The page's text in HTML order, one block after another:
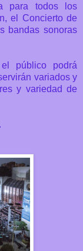
para todos los
el Concierto de
bandas sonoras
público podrá
variados y
y variedad de
.